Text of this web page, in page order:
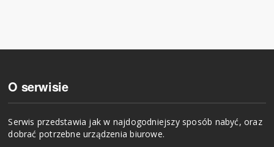
O serwisie
Serwis przedstawia jak w najdogodniejszy sposób nabyć, oraz
dobrać potrzebne urządzenia biurowe.